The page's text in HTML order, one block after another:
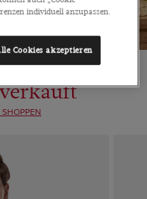
individuell anzupassen.
Cookies akzeptieren